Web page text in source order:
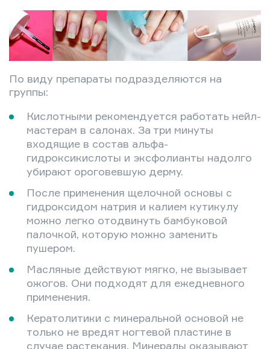
По виду препараты подразделяются на
группы:
Кислотными рекомендуется работать нейл-
мастерам в салонах. За три минуты
входящие в состав альфа-
гидроксикислоты и эксфолианты надолго
убирают ороговевшую дерму.
После применения щелочной основы с
гидроксидом натрия и калием кутикулу
можно легко отодвинуть бамбуковой
палочкой, которую можно заменить
пушером.
Масляные действуют мягко, не вызывает
ожогов. Они подходят для ежедневного
применения.
Кератолитики с минеральной основой не
только не вредят ногтевой пластине в
случае растекания. Минералы оказывают